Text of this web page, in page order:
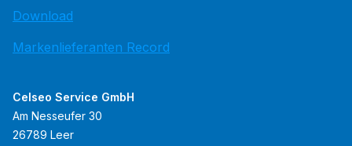
Download
Markenlieferanten Record
Celseo Service GmbH
Am Nesseufer 30
26789 Leer